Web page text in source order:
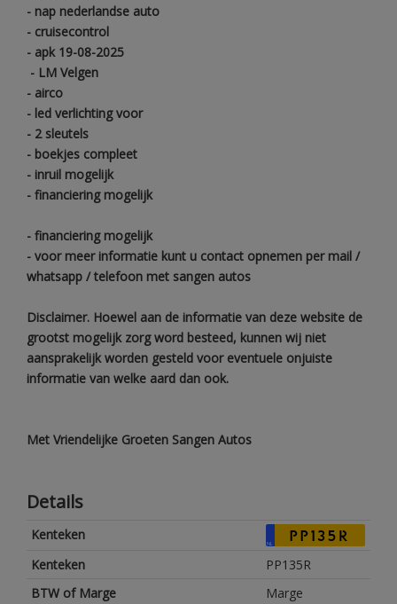
- nap nederlandse auto
- cruisecontrol
- apk 19-08-2025
- LM Velgen
- airco
- led verlichting voor
- 2 sleutels
- boekjes compleet
- inruil mogelijk
- financiering mogelijk
- financiering mogelijk
- voor meer informatie kunt u contact opnemen per mail /
whatsapp / telefoon met sangen autos
Disclaimer. Hoewel aan de informatie van deze website de
grootst mogelijk zorg word besteed, kunnen wij niet
aansprakelijk worden gesteld voor eventuele onjuiste
informatie van welke aard dan ook.
Met Vriendelijke Groeten Sangen Autos
Details
Kenteken
NL PP135R
Kenteken
PP135R
BTW of Marge
Marge